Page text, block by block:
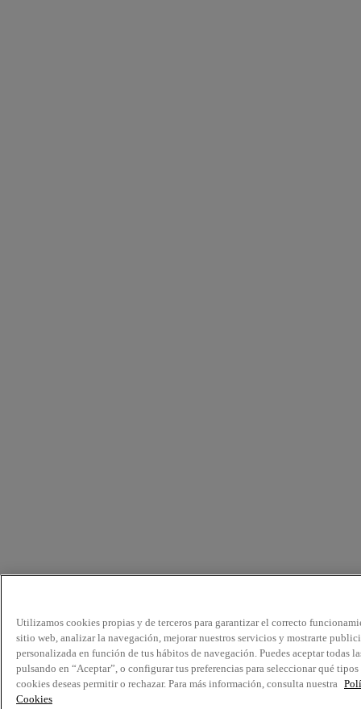
Utilizamos cookies propias y de terceros para garantizar el correcto
sitio web, analizar la navegación, mejorar nuestros servicios y mostrarte
personalizada en función de tus hábitos de navegación. Puedes aceptar todas
pulsando en “Aceptar”, o configurar tus preferencias para seleccionar qué tipos
cookies deseas permitir o rechazar. Para más información, consulta nuestra
Cookies